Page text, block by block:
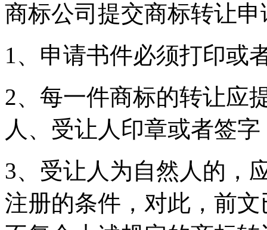
商标公司提交商标转让
1、申请书件必须打印或
2、每一件商标的转让应
人、受让人印章或者签
3、受让人为自然人的，
注册的条件，对此，前